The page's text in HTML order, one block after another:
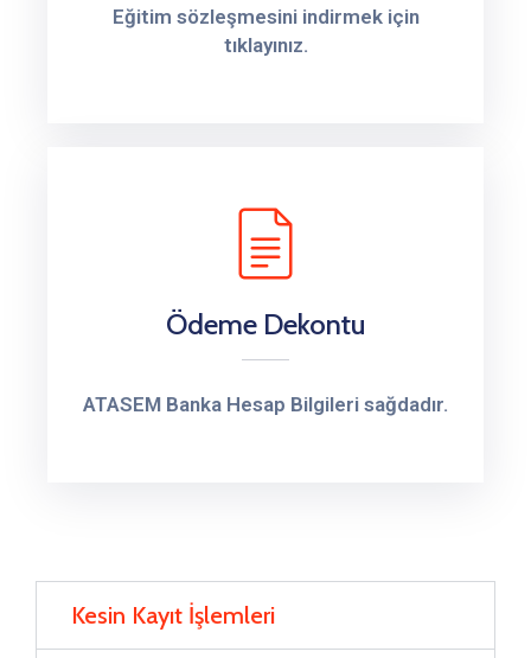
Eğitim sözleşmesini indirmek için
tıklayınız.
Ödeme Dekontu
ATASEM Banka Hesap Bilgileri sağdadır.
Kesin Kayıt İşlemleri